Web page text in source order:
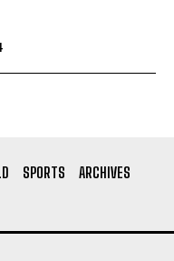
SPORTS
ARCHIVES